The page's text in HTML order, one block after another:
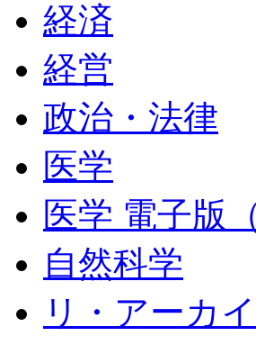
経済
経営
政治・法律
医学
医学 電子版
自然科学
リ・アーカ